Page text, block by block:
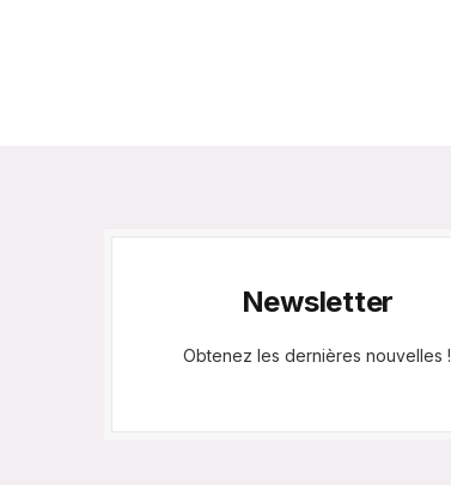
Newsletter
Obtenez les dernières nouvelles !